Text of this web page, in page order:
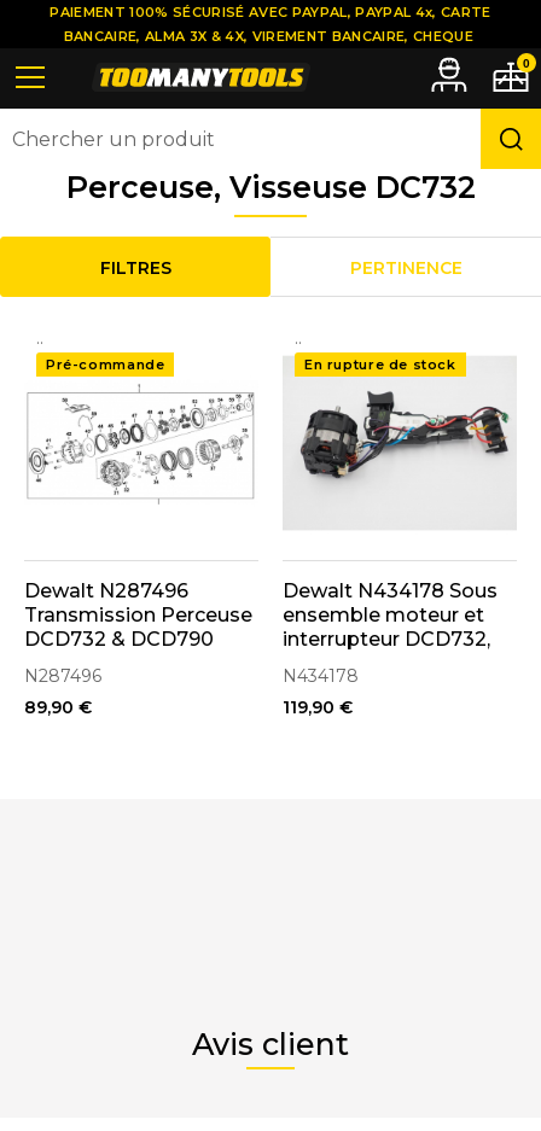
Perceuse, Visseuse DC732
FILTRES PERTINENCE
..
Pré-commande
Dewalt N287496
Transmission Perceuse
DCD732 & DCD790
N287496
89,90 €
..
En rupture de stock
Dewalt N434178 Sous
ensemble moteur et
interrupteur DCD732,
DCD737
N434178
119,90 €
Avis client
PAIEMENT 100% SÉCURISÉ AVEC PAYPAL, PAYPAL 4x, CARTE
BANCAIRE, ALMA 3X & 4X, VIREMENT BANCAIRE, CHEQUE
0